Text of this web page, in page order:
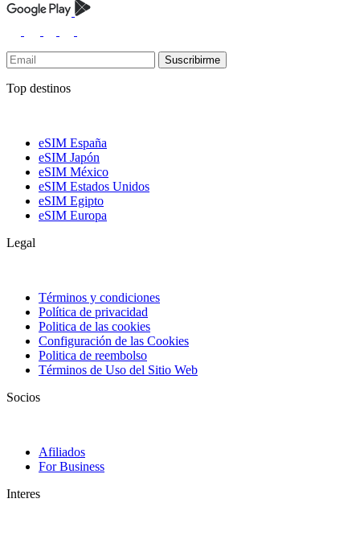
Suscribirme
Top destinos
eSIM España
eSIM Japón
eSIM México
eSIM Estados Unidos
eSIM Egipto
eSIM Europa
Legal
Términos y condiciones
Política de privacidad
Politica de las cookies
Configuración de las Cookies
Politica de reembolso
Términos de Uso del Sitio Web
Socios
Afiliados
For Business
Interes